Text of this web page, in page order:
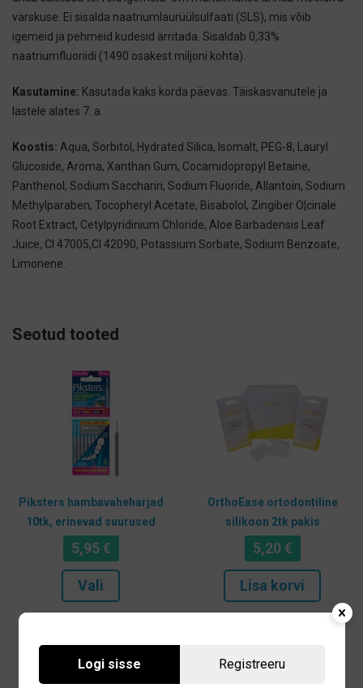
värskuse. Ei sisalda naatriumlaurüülsulfaati (SLS), mis võib
igemeid ja pehmeid kudesid ärritada. Sisaldab 0,33%
naatriumfluoriidi (1490 osakest miljoni kohta).
Kasutamine: Kasutada kaks korda päevas. Täiskasvanutele ja
lastele alates 7. a.
Koostis: Aqua, Sorbitol, Hydrated Silica, Isomalt, PEG-8, Lauryl
Glucoside, Aroma, Xanthan Gum, Cocamidopropyl Betaine,
Panthenol, Sodium Saccharin, Sodium Fluoride, Allantoin, Sodium
Methylparaben, Tocopheryl Acetate, Bisabolol, Zingiber O¦cinale
Root Extract, Cetylpyridinium Chloride, Aloe Barbadensis Leaf
Juice, Cl 47005,Cl 42090, Potassium Sorbate, Sodium Benzoate,
Limonene.
Seotud tooted
Piksters hambavaheharjad
10tk, erinevad suurused
5,95€
Vali
tootel
OrthoEase ortodontiline
silikoon 2tk pakis
5,20€
Lisa korvi
Logi sisse Registreeru